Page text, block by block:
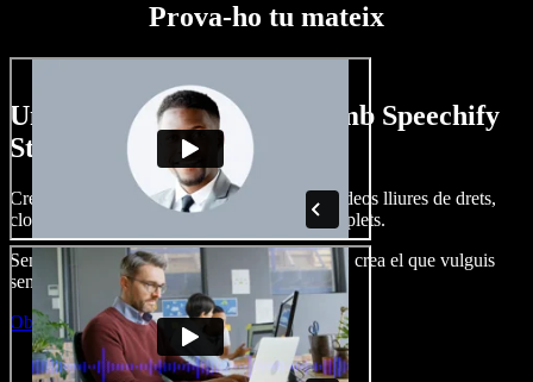
Prova-ho tu mateix
Un tastet del que pots fer amb Speechify
Studio.
Crea dobl. de veu, afegeix imatges, àudio, vídeos lliures de drets,
clona veus i munta projectes multimèdia complets.
Sense corba d’aprenentatge, tot al navegador: crea el que vulguis
sense els límits de sempre.
Obre l'Studio